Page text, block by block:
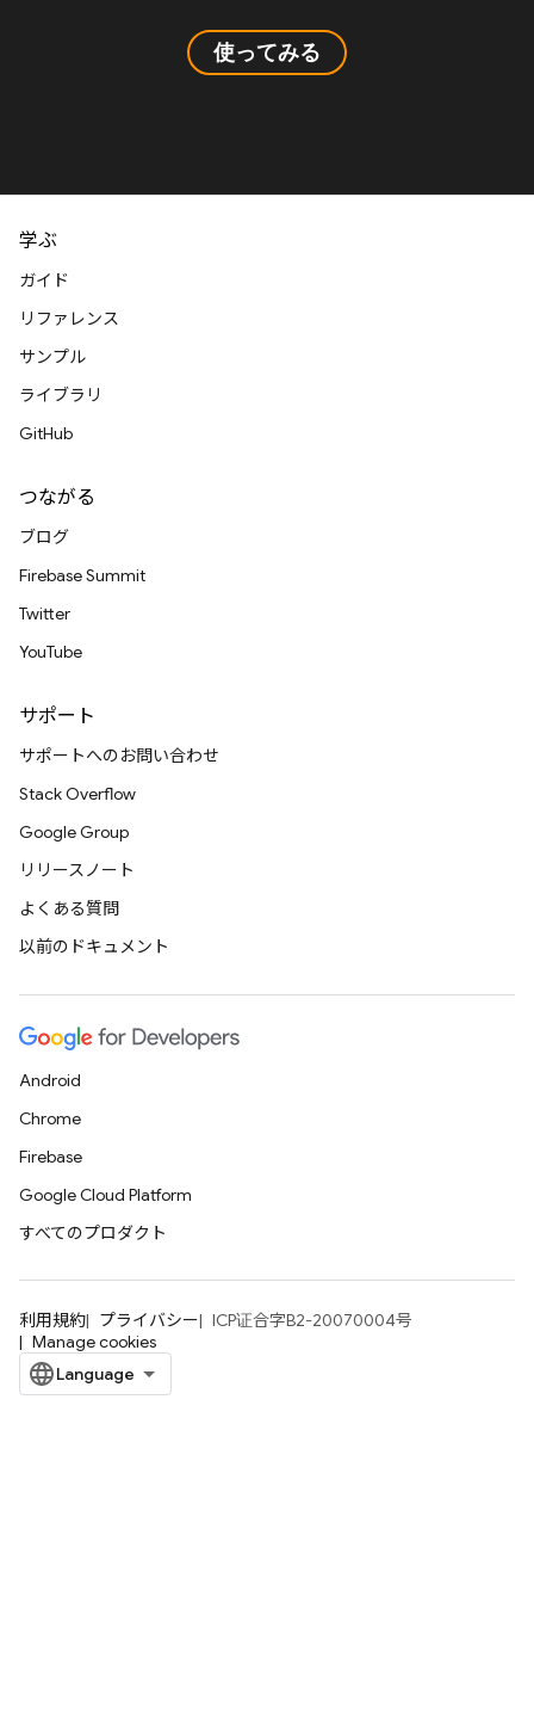
使ってみる
学ぶ
ガイド
リファレンス
サンプル
ライブラリ
GitHub
つながる
ブログ
Firebase Summit
Twitter
YouTube
サポート
サポートへのお問い合わせ
Stack Overflow
Google Group
リリースノート
よくある質問
以前のドキュメント
Android
Chrome
Firebase
Google Cloud Platform
すべてのプロダクト
利用規約 プライバシー
ICP证合字B2-20070004号
Manage cookies